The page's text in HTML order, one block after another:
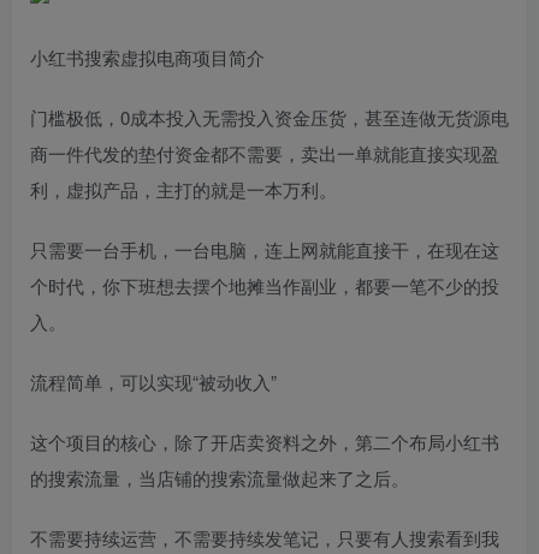
小红书搜索虚拟电商项目简介
门槛极低，0成本投入无需投入资金压货，甚至连做无货源电
商一件代发的垫付资金都不需要，卖出一单就能直接实现盈
利，虚拟产品，主打的就是一本万利。
只需要一台手机，一台电脑，连上网就能直接干，在现在这
个时代，你下班想去摆个地摊当作副业，都要一笔不少的投
入。
流程简单，可以实现“被动收入”
这个项目的核心，除了开店卖资料之外，第二个布局小红书
的搜索流量，当店铺的搜索流量做起来了之后。
不需要持续运营，不需要持续发笔记，只要有人搜索看到我